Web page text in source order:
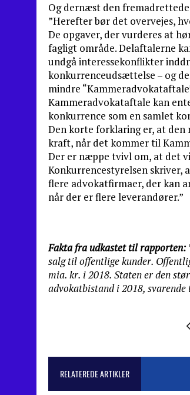
Og dernæst den
”Herefter bør det overvejes,
De opgaver, der vurderes at
fagligt område. Delaftalerne
undgå interessekonflikter
konkurrenceudsættelse – og
mindre
Kammeradvokataftale kan
konkurrence som en samlet
Den korte forklaring er, at
kraft, når det kommer til
Der er næppe tvivl om, at det
Konkurrencestyrelsen skriver,
flere advokatfirmaer, der kan
når der er flere leverandører.”
Fakta fra udkastet til rapporten:
salg til offentlige kunder.
mia. kr. i 2018. Staten er den
advokatbistand i 2018,
RELATEREDE ARTIKLER